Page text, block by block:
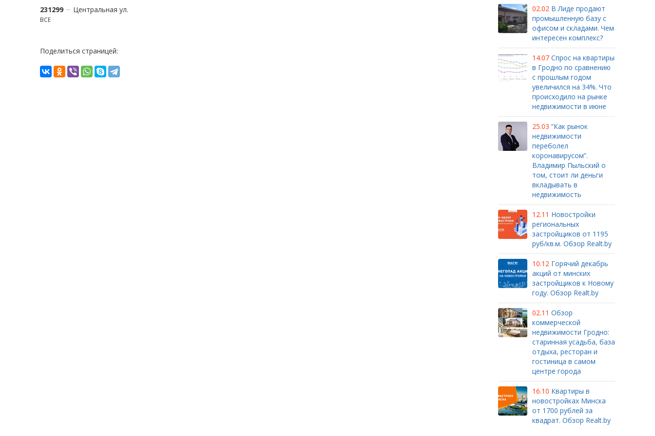
231299 Центральная ул.
ВСЕ
Поделиться страницей:
02.02 В Лиде продают
промышленную базу с
офисом и складами. Чем
интересен комплекс?
14.07 Спрос на квартиры
в Гродно по сравнению
с прошлым годом
увеличился на 34%. Что
происходило на рынке
недвижимости в июне
25.03 “Как рынок
недвижимости
переболел
коронавирусом”.
Владимир Пыльский о
том, стоит ли деньги
вкладывать в
недвижимость
12.11 Новостройки
региональных
застройщиков от 1195
руб/кв.м. Обзор Realt.by
10.12 Горячий декабрь
акций от минских
застройщиков к Новому
году. Обзор Realt.by
02.11 Обзор
коммерческой
недвижимости Гродно:
старинная усадьба, база
отдыха, ресторан и
гостиница в самом
центре города
16.10 Квартиры в
новостройках Минска
от 1700 рублей за
квадрат. Обзор Realt.by